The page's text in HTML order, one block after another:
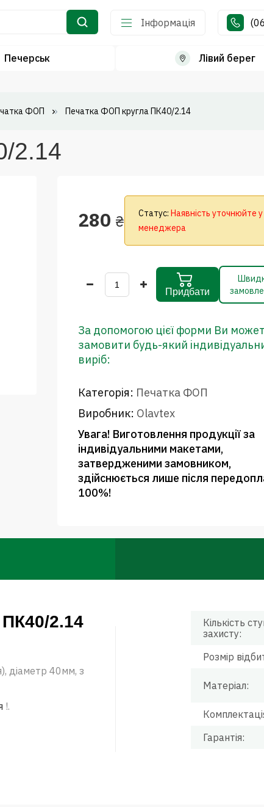
Інформація
Печерськ Лівий берег
ФОП Печатка ФОП кругла ПК40/2.14
2.14
280 ₴ Статус: Наявність уточнюйте у
менеджера
Придбати
За допомогою цієї форми Ви
замовити будь-який
виріб:
Категорія: Печатка ФОП
Виробник: Olavtex
Увага! Виготовлення продукції за
індивідуальними макетами,
затвердженими замовником,
здійснюється лише після
100%!
2.14
діаметр 40мм, з
!.
Кількість
захисту:
Розмір
Матеріал:
Гарантія: